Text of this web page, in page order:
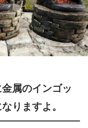
属のインゴッ
りますよ。